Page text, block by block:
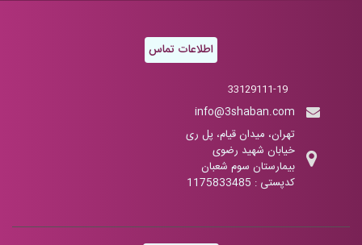
اطلاعات تماس
33129111-19
info@3shaban.com
تهران، میدان قیام، پل ری
خیابان شهید رضوی
بیمارستان سوم شعبان
کدپستی : 1175833485